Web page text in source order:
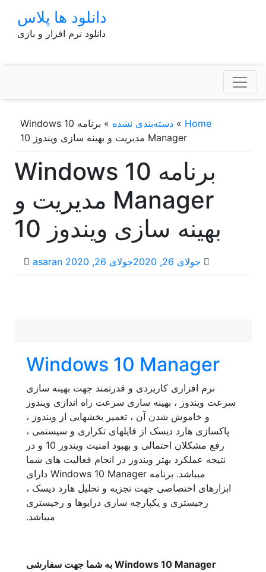
دانلود ها پلاس
دانلود نرم افزار و بازی
Home
»دسته‌بندی نشده »
برنامه Windows 10
Manager مدیریت و بهینه سازی ویندوز 10
برنامه Windows 10
Manager مدیریت و
بهینه سازی ویندوز 10
جولای 26, 2020 جولای 26, 2020 asaran
Windows 10 Manager
نرم افزاری کاربردی و قدرتمند جهت بهینه سازی
سرعت ویندوز ، بهینه سازی سرعت راه اندازی ویندوز
و خاموش شدن آن ، تعمیر بخشهایی از ویندوز ،
پاکسازی هارد دیسک از فایلهای تکراری و سیستمی ،
رفع مشکلان احتمالی و بهبود امنیت ویندوز 10 و در
نتیجه عملکرد بهتر ویندوز در انجام فعالیت های شما
میباشد. برنامه Windows 10 Manager دارای
ابزارهای اختصاصی جهت تجزیه و تحلیل هارد دیسک ،
رجیستری و یکپارچه سازی درایوها و رجیستری
میباشد.
Windows 10 Manager به شما جهت سفارشی